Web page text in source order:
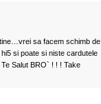
sa facem schimb de
si poate si niste cardutele
Salut BRO` ! ! ! Take